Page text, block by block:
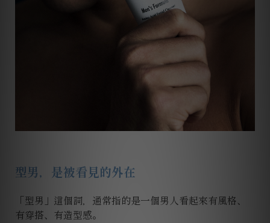
型男，是被看見的外在
「型男」這個詞，通常指的是一個男人看起來有風格、
有穿搭、有造型感。